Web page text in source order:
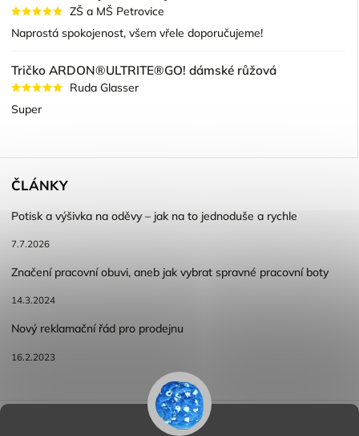
ZŠ a MŠ Petrovice
Naprostá spokojenost, všem vřele doporučujeme!
Tričko ARDON®ULTRITE®GO! dámské růžová
Ruda Glasser
Super
ČLÁNKY
Potisk a výšivka na oděvy – jak na to jednoduše a rychle
7.7.2026
Značení pracovní obuvi, aneb jak vybrat spravné pracovní boty
14.3.2024
Nový reklamační řád pro prodejnu
16.2.2023
Reklamace a vracení zboží